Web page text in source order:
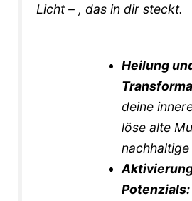
Licht – , das in dir steckt.
Heilung
deine
löse alte
nachhaltige
Potenzials: